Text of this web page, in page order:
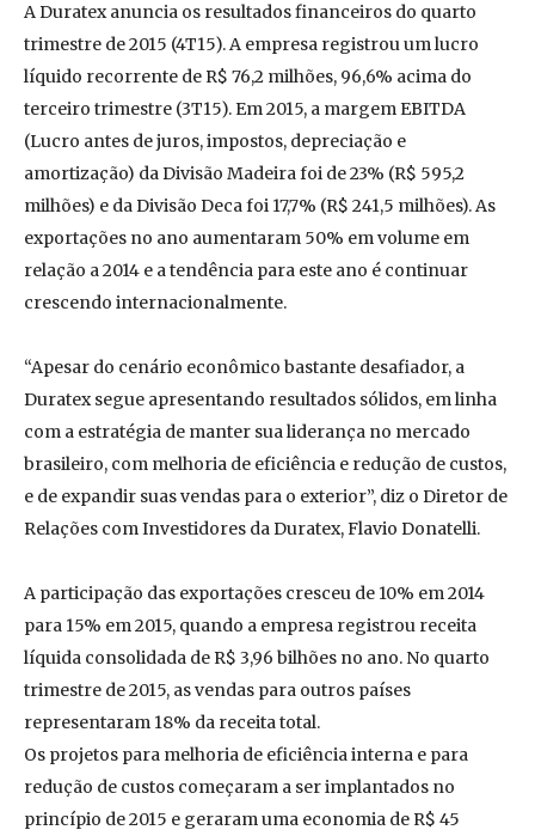
A Duratex anuncia os resultados financeiros do quarto
trimestre de 2015 (4T15). A empresa registrou um lucro
líquido recorrente de R$ 76,2 milhões, 96,6% acima do
terceiro trimestre (3T15). Em 2015, a margem EBITDA
(Lucro antes de juros, impostos, depreciação e
amortização) da Divisão Madeira foi de 23% (R$ 595,2
milhões) e da Divisão Deca foi 17,7% (R$ 241,5 milhões). As
exportações no ano aumentaram 50% em volume em
relação a 2014 e a tendência para este ano é continuar
crescendo internacionalmente.
“Apesar do cenário econômico bastante desafiador, a
Duratex segue apresentando resultados sólidos, em linha
com a estratégia de manter sua liderança no mercado
brasileiro, com melhoria de eficiência e redução de custos,
e de expandir suas vendas para o exterior”, diz o Diretor de
Relações com Investidores da Duratex, Flavio Donatelli.
A participação das exportações cresceu de 10% em 2014
para 15% em 2015, quando a empresa registrou receita
líquida consolidada de R$ 3,96 bilhões no ano. No quarto
trimestre de 2015, as vendas para outros países
representaram 18% da receita total.
Os projetos para melhoria de eficiência interna e para
redução de custos começaram a ser implantados no
princípio de 2015 e geraram uma economia de R$ 45